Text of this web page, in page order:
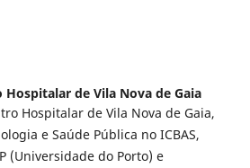
Hospitalar de Vila Nova de Gaia
Hospitalar de Vila Nova de Gaia,
e Saúde Pública no ICBAS,
(Universidade do Porto) e